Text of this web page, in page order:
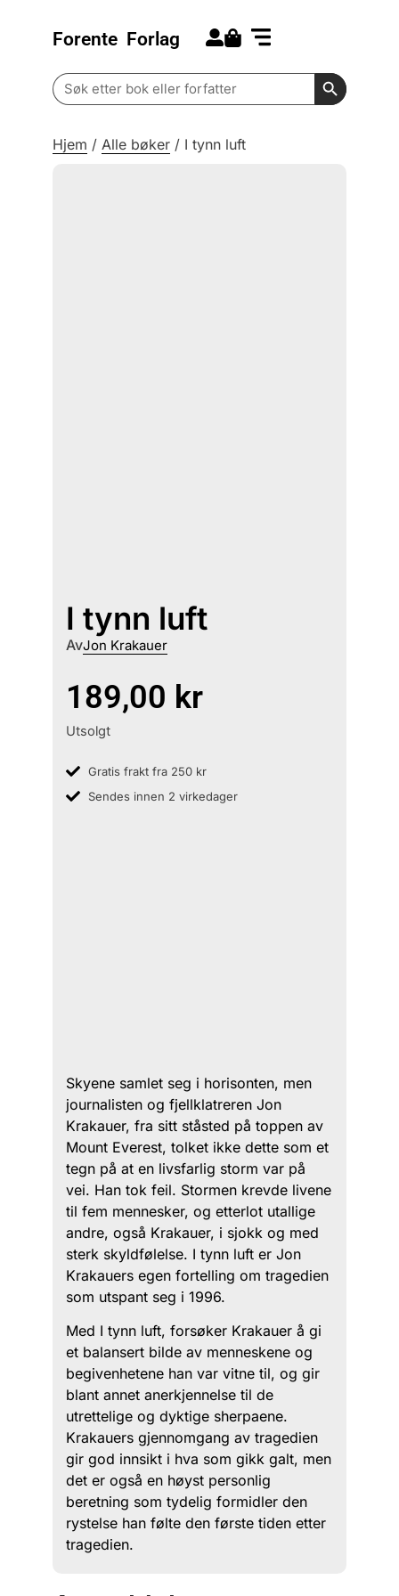
Forente Forlag
Search
for:
Search
Hjem / Alle bøker / I tynn luft
I tynn luft
AvJon Krakauer
189,00 kr
Utsolgt
Gratis frakt fra 250 kr
Sendes innen 2 virkedager
Skyene samlet seg i horisonten, men
journalisten og fjellklatreren Jon
Krakauer, fra sitt ståsted på toppen av
Mount Everest, tolket ikke dette som et
tegn på at en livsfarlig storm var på
vei. Han tok feil. Stormen krevde livene
til fem mennesker, og etterlot utallige
andre, også Krakauer, i sjokk og med
sterk skyldfølelse. I tynn luft er Jon
Krakauers egen fortelling om tragedien
som utspant seg i 1996.
Med I tynn luft, forsøker Krakauer å gi
et balansert bilde av menneskene og
begivenhetene han var vitne til, og gir
blant annet anerkjennelse til de
utrettelige og dyktige sherpaene.
Krakauers gjennomgang av tragedien
gir god innsikt i hva som gikk galt, men
det er også en høyst personlig
beretning som tydelig formidler den
rystelse han følte den første tiden etter
tragedien.